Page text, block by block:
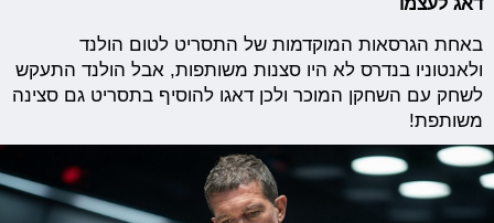
באחת הגרסאות המוקדמות של התסריט לטום הולנד
ולאנטוניו בנדרס לא היו סצנות משותפות, אבל הולנד התעקש
לשחק עם השחקן המוכר ולכן דאגו להוסיף בתסריט גם סצינה
משותפת!